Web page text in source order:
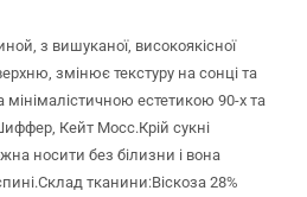
з вишуканої, високоякісної
змінює текстуру на сонці та
естетикою 90-х та
Кейт Мосс.Крій сукні
носити без білизни і вона
тканини:Віскоза 28%